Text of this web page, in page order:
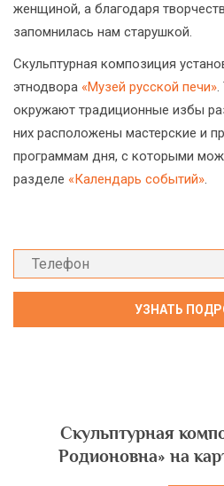
женщиной, а благодаря
запомнилась нам старушкой.
Скульптурная композиция
этнодвора «Музей русской печи».
окружают традиционные избы
них расположены мастерские и
программам дня, с которыми
разделе «Календарь событий».
Скульптурная
Родионовна» на